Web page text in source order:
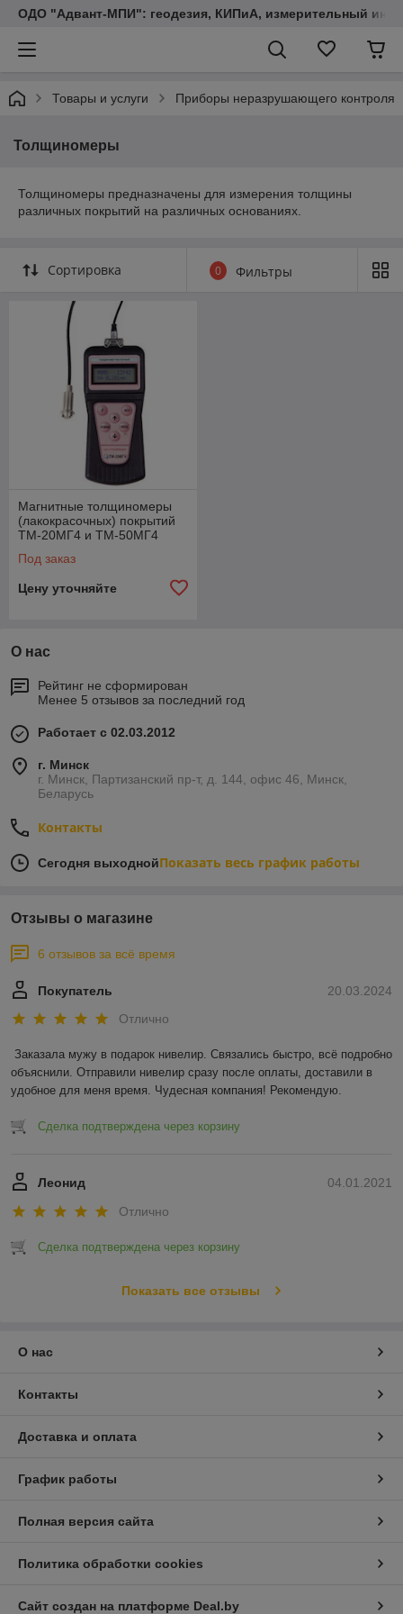
ОДО "Адвант-МПИ": геодезия, КИПиА, измерительный
Товары и услуги Приборы неразрушающего контроля
Толщиномеры
Толщиномеры предназначены для измерения толщины
различных покрытий на различных основаниях.
Сортировка 0 Фильтры
Магнитные толщиномеры
(лакокрасочных) покрытий
ТМ-20МГ4 и ТМ-50МГ4
Под заказ
Цену уточняйте
О нас
Рейтинг не сформирован
Менее 5 отзывов за последний год
Работает с 02.03.2012
г. Минск
г. Минск, Партизанский пр-т, д. 144, офис 46, Минск,
Беларусь
Контакты
Сегодня выходнойПоказать весь график работы
Отзывы о магазине
6 отзывов за всё время
20.03.2024
Покупатель
Отлично
Заказала мужу в подарок нивелир. Связались быстро, всё подробно
объяснили. Отправили нивелир сразу после оплаты, доставили в
удобное для меня время. Чудесная компания! Рекомендую.
Сделка подтверждена через корзину
04.01.2021
Леонид
Отлично
Сделка подтверждена через корзину
Показать все отзывы
О нас
Контакты
Доставка и оплата
График работы
Полная версия сайта
Политика обработки cookies
Сайт создан на платформе Deal.by